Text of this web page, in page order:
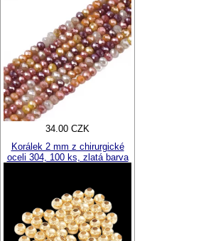
34.00 CZK
Korálek 2 mm z chirurgické
oceli 304, 100 ks, zlatá barva